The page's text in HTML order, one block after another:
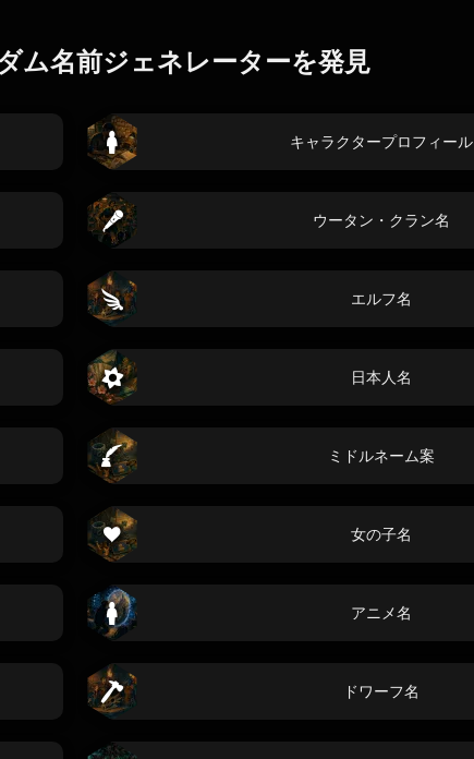
ム名前ジェネレーターを発見
キャラクタープロフィール
ウータン・クラン名
エルフ名
日本人名
ミドルネーム案
女の子名
アニメ名
ドワーフ名